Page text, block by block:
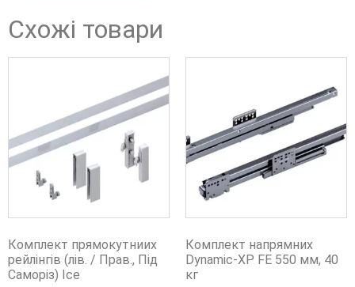
Схожі товари
Комплект прямокутниих
рейлінгів (лів. / Прав., Під
Саморіз) Ice
Комплект напрямних
Dynamic-XP FE 550 мм, 40
кг